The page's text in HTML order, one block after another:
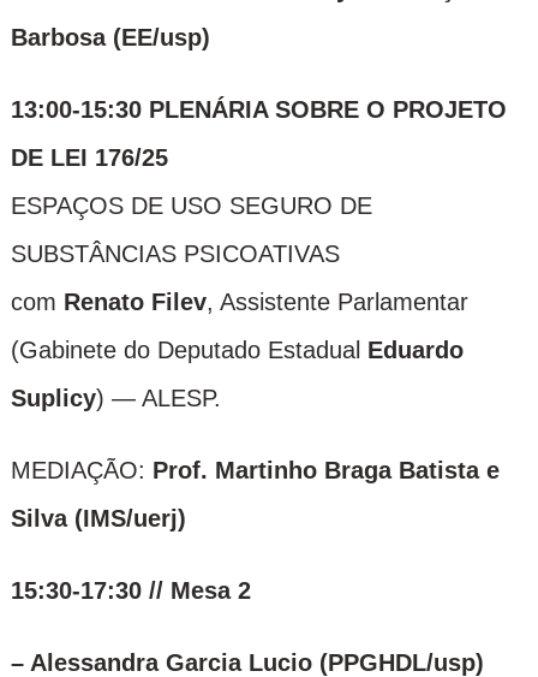
Barbosa (EE/usp)
13:00-15:30 PLENÁRIA SOBRE O PROJETO
DE LEI 176/25
ESPAÇOS DE USO SEGURO DE
SUBSTÂNCIAS PSICOATIVAS
com Renato Filev, Assistente Parlamentar
(Gabinete do Deputado Estadual Eduardo
Suplicy) — ALESP.
MEDIAÇÃO: Prof. Martinho Braga Batista e
Silva (IMS/uerj)
15:30-17:30 // Mesa 2
– Alessandra Garcia Lucio (PPGHDL/usp)